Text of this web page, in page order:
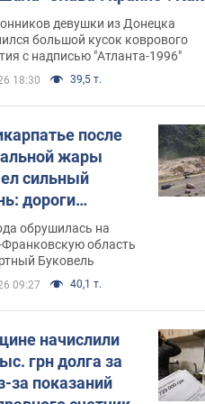
судьба Подкопаевой,
30 лет назад завоевала
Олимпиады
девушки из Донецка
большой кусок коврового
с надписью "Атланта-1996"
18:30 39,5 т.
после
жары
сильный
дороги
в реки.
обрушилась на
область
Буковель
09:27 40,1 т.
начислили
грн долга за
за показаний